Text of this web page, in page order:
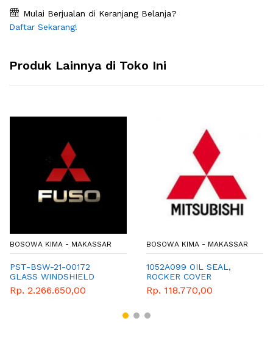
Mulai Berjualan di Keranjang Belanja?
Daftar Sekarang!
Produk Lainnya di Toko Ini
BOSOWA KIMA - MAKASSAR
PST-BSW-21-00172
GLASS WINDSHIELD
Rp. 2.266.650,00
BOSOWA KIMA - MAKASSAR
1052A099 OIL SEAL,
ROCKER COVER
Rp. 118.770,00